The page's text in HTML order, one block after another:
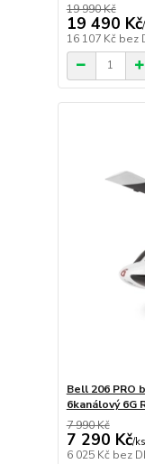
19 990 Kč
19 490 Kč/
16 107 Kč bez
Bell 206
6kanálový 6G
7 990 Kč
7 290 Kč/ks
6 025 Kč bez